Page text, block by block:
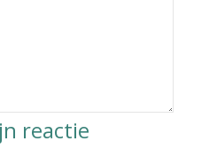
reactie